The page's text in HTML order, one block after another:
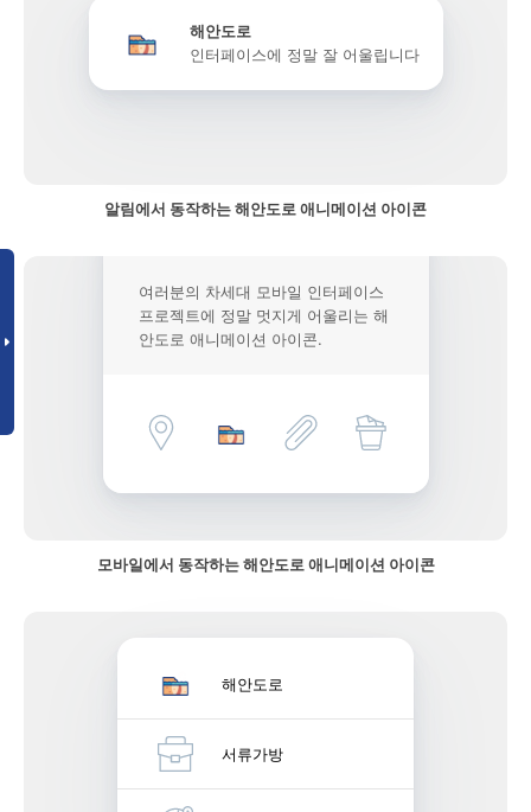
해안도로
인터페이스에 정말 잘 어울립니다
알림에서 동작하는 해안도로 애니메이션 아이콘
여러분의 차세대 모바일 인터페이스
프로젝트에 정말 멋지게 어울리는 해
안도로 애니메이션 아이콘.
모바일에서 동작하는 해안도로 애니메이션 아이콘
해안도로
서류가방